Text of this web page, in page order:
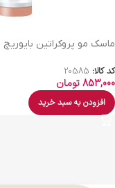
ماسک مو پروکراتین بایوریچ
کد کالا: 20585
853,000تومان
افزودن به سبد خرید